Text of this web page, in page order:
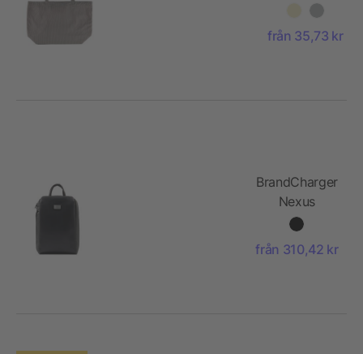
Tino
från 35,73 kr
BrandCharger
Nexus
totepack
från 310,42 kr